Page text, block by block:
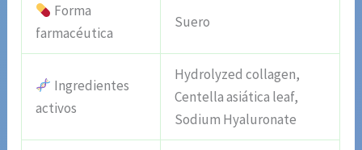
Forma
farmacéutica
Suero
Ingredientes
activos
Hydrolyzed collagen,
Centella asiática leaf,
Sodium Hyaluronate